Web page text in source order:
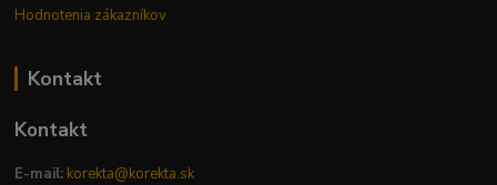
Hodnotenia zákazníkov
Kontakt
Kontakt
E-mail: korekta@korekta.sk